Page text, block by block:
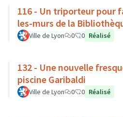
116 - Un triporteur pour
les-murs de la
Ville de Lyon 0 0 Réalisé
132 - Une nouvelle
piscine Garibaldi
Ville de Lyon 0 0 Réalisé